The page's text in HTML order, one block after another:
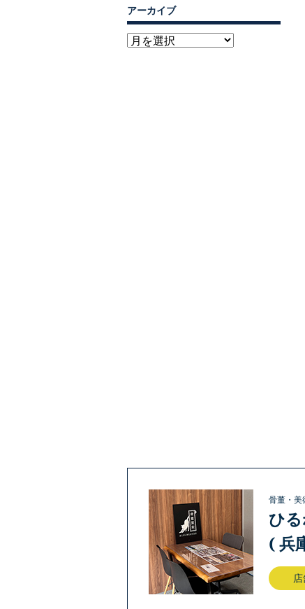
アーカイブ
骨董・美
ひ
( 兵